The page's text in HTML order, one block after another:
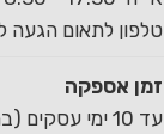
טלפון לתאום הגעה לאיסוף 1-
זמן אספקה
עד 10 ימי עסקים (במשלוח או באיסוף עצמי)